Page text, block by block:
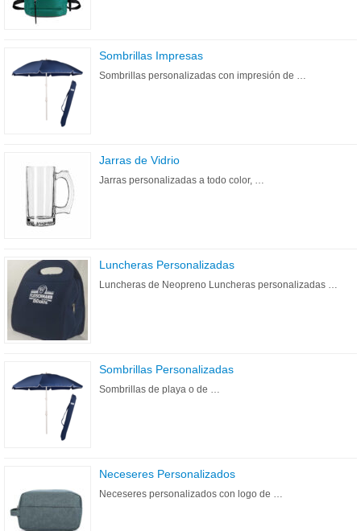
Sombrillas Impresas
Sombrillas personalizadas con impresión de …
Jarras de Vidrio
Jarras personalizadas a todo color, …
Luncheras Personalizadas
Luncheras de Neopreno Luncheras personalizadas …
Sombrillas Personalizadas
Sombrillas de playa o de …
Neceseres Personalizados
Neceseres personalizados con logo de …